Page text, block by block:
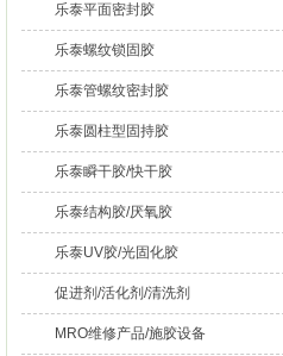
乐泰平面密封胶
乐泰螺纹锁固胶
乐泰管螺纹密封胶
乐泰圆柱型固持胶
乐泰瞬干胶/快干胶
乐泰结构胶/厌氧胶
乐泰UV胶/光固化胶
促进剂/活化剂/清洗剂
MRO维修产品/施胶设备